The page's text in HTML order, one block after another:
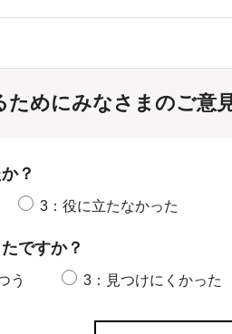
めにみなさまのご意
？
3：役に立たなかった
ですか？
う 3：見つけにくかった